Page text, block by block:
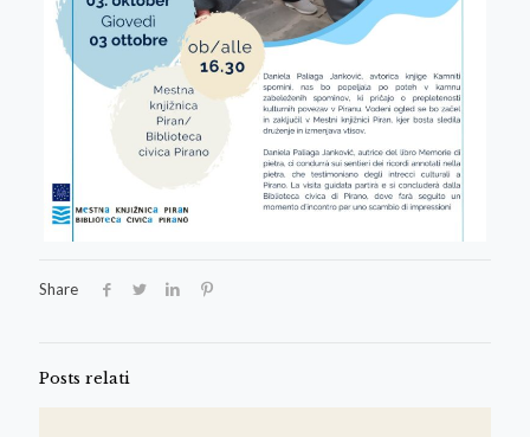
Share
Posts relati